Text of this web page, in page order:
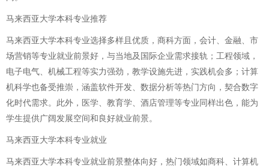
马来西亚大学本科专业推荐
马来西亚大学本科专业选择多样且优质，商科方面，会计、金融、市
场营销等专业就业前景好，与当地及国际企业需求接轨；工程领域，
电子电气、机械工程等实力强劲，教学设施先进，实践机会多；计算
机科学也备受推崇，涵盖软件开发、数据分析等热门方向，契合数字
化时代需求。此外，医学、教育学、酒店管理等专业同样出色，能为
学生提供广阔发展空间和良好就业前景。
马来西亚大学本科专业就业
马来西亚大学本科专业就业前景整体向好，热门领域如商科、计算机